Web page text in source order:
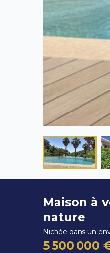
Maison à
nature
Nichée dans un
5 500 000